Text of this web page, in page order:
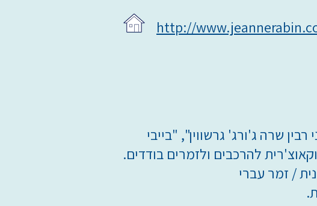
http://
שרה ג'ורג' גרשווין", "בייבי
להרכבים ולזמרים בודדים.
/ זמר עברי